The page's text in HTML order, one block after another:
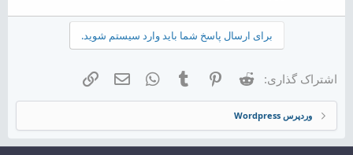
برای ارسال پاسخ شما باید وارد سیستم شوید.
اشتراک گذاری: Reddit
Pinterest
Tumblr
WhatsApp
ایمیل
وردپرس Wordpress